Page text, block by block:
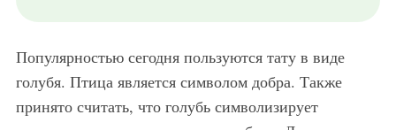
Популярностью сегодня пользуются тату в виде
голубя. Птица является символом добра. Также
принято считать, что голубь символизирует